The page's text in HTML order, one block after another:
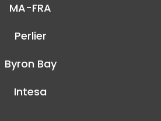
MA-FRA
Perlier
Byron Bay
Intesa